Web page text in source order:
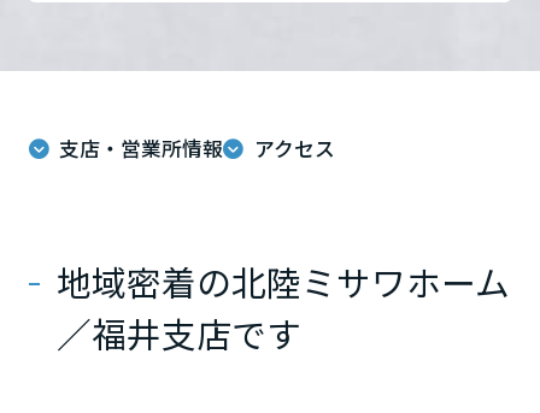
ミサワアイデンティティ
支店・営業所情報 アクセス
地域密着の北陸ミサワホーム
／福井支店です
新潟県